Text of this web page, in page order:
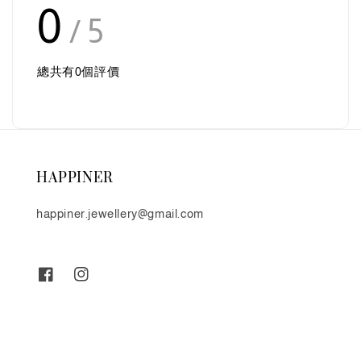
0 / 5
總共有0個評價
HAPPINER
happiner.jewellery@gmail.com